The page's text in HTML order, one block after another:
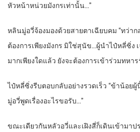
หัวหน้าหน่วยมังกรเท่านั้น…”
หลินมู่อวี่จ้องมองด้วยสายตาเฉียบคม “ทว่า
ต้องการเพียงมังกร มิใช่สุนัข…ผู้นำไป๋หลี่ซิ่ง
มากเพียงใดแล้ว ยังจะต้องการเข้าร่วมทหา
ไป๋หลี่ซิ่งรีบตอบกลับอย่างรวดเร็ว “ข้าน้อย
มู่อวี่พูดเรื่องอะไรขอรับ…”
ขณะเดียวกันหลัวอวี่และเฝิงสี่ก็เดินเข้ามาป